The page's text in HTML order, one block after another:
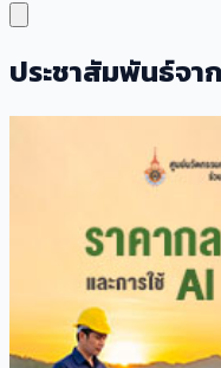
ประชาสัมพันธ์จา